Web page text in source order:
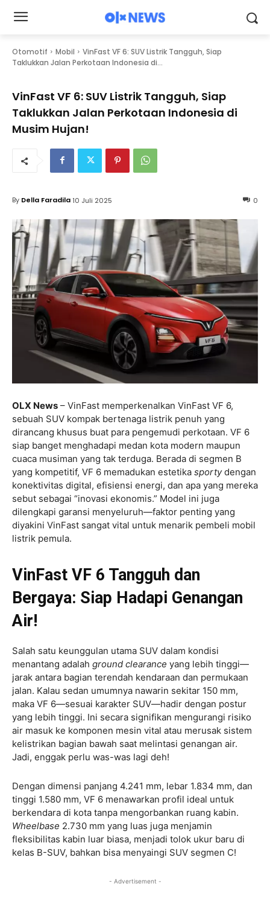
Otomotif Mobil
VinFast VF 6: SUV Listrik Tangguh, Siap
Taklukkan Jalan Perkotaan Indonesia di...
VinFast VF 6: SUV Listrik Tangguh, Siap
Taklukkan Jalan Perkotaan Indonesia di
Musim Hujan!
0
By Della Faradila 10 Juli 2025
OLX News – VinFast memperkenalkan VinFast VF 6,
sebuah SUV kompak bertenaga listrik penuh yang
dirancang khusus buat para pengemudi perkotaan. VF 6
siap banget menghadapi medan kota modern maupun
cuaca musiman yang tak terduga. Berada di segmen B
yang kompetitif, VF 6 memadukan estetika sportydengan
konektivitas digital, efisiensi energi, dan apa yang mereka
sebut sebagai “inovasi ekonomis.” Model ini juga
dilengkapi garansi menyeluruh—faktor penting yang
diyakini VinFast sangat vital untuk menarik pembeli mobil
listrik pemula.
VinFast VF 6 Tangguh dan
Bergaya: Siap Hadapi Genangan
Air!
Salah satu keunggulan utama SUV dalam kondisi
menantang adalah ground clearance yang lebih tinggi—
jarak antara bagian terendah kendaraan dan permukaan
jalan. Kalau sedan umumnya nawarin sekitar 150 mm,
maka VF 6—sesuai karakter SUV—hadir dengan postur
yang lebih tinggi. Ini secara signifikan mengurangi risiko
air masuk ke komponen mesin vital atau merusak sistem
kelistrikan bagian bawah saat melintasi genangan air.
Jadi, enggak perlu was-was lagi deh!
Dengan dimensi panjang 4.241 mm, lebar 1.834 mm, dan
tinggi 1.580 mm, VF 6 menawarkan profil ideal untuk
berkendara di kota tanpa mengorbankan ruang kabin.
Wheelbase 2.730 mm yang luas juga menjamin
fleksibilitas kabin luar biasa, menjadi tolok ukur baru di
kelas B-SUV, bahkan bisa menyaingi SUV segmen C!
- Advertisement -